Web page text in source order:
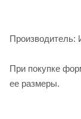
Производитель:
При покупке
ее размеры.